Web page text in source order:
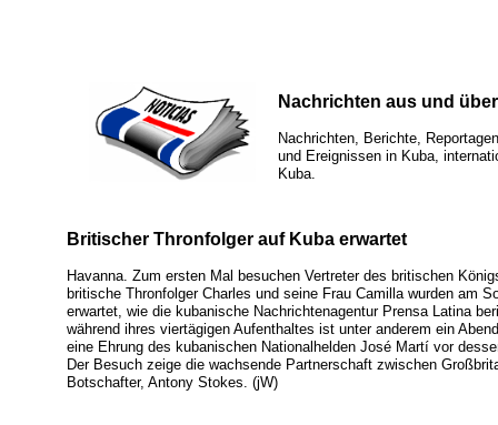
Nachrichten aus und
Nachrichten, Berichte,
und Ereignissen in Kuba,
Kuba.
Britischer Thronfolger auf Kuba erwartet
Havanna. Zum ersten Mal besuchen Vertreter des britischen
britische Thronfolger Charles und seine Frau Camilla wurden am
erwartet, wie die kubanische Nachrichtenagentur Prensa Latina
während ihres viertägigen Aufenthaltes ist unter anderem ein
eine Ehrung des kubanischen Nationalhelden José Martí vor
Der Besuch zeige die wachsende Partnerschaft zwischen
Botschafter, Antony Stokes. (jW)